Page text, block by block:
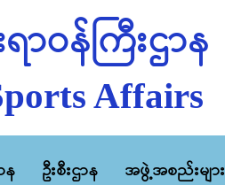
ာဝန်ကြီးဌာန
Affairs
န ဦးစီးဌာန အဖွဲ့အစည်းများ